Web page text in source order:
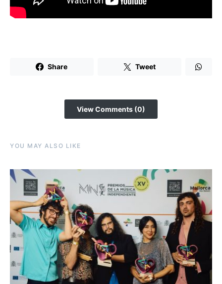
Share Tweet
View Comments (0)
YOU MAY ALSO LIKE